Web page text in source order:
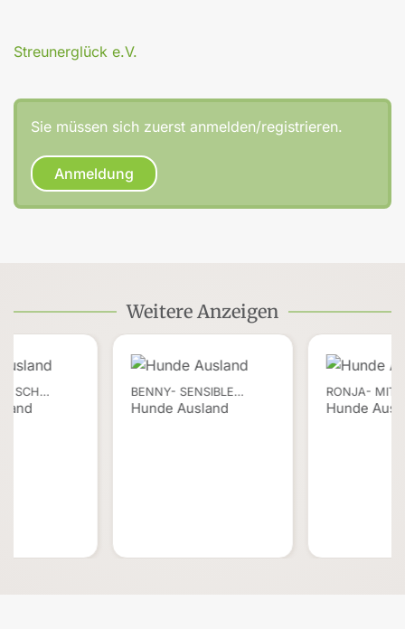
Streunerglück e.V.
Sie müssen sich zuerst anmelden/registrieren.
Anmeldung
Weitere Anzeigen
BENNY- SENSIBLE…
Hunde Ausland
RONJA- MIT
Hunde
SCH…